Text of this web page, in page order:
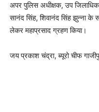
अपर पुलिस अधीक्षक, उप
सानंद सिंह, शिवानंद सिंह झुन्ना के
लेकर महाप्रसाद ग्रहण किया।
जय प्रकाश चंद्रा, ब्यूरो चीफ